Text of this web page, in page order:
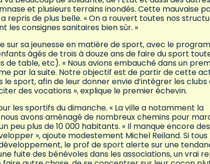
et plusieurs terrains inondés. Cette mauvaise
repris de plus belle. « On a rouvert toutes nos
les consignes sanitaires bien sûr. »
sur sa jeunesse en matière de sport, avec le
âgés de trois à douze ans de faire du sport
de table, etc). « Nous avions embauché dans un
par la suite. Notre objectif est de partir de cette
sport, afin de leur donner envie d’intégrer les clubs
des vocations », explique le premier échevin.
les sportifs du dimanche. « La ville a notamment la
avons aménagé de nombreux chemins pour
peu plus de 10 000 habitants. « Il manque encore des
», ajoute modestement Michel Reiland. Si tous
le prof de sport alerte sur une
fuite des bénévoles dans les associations, un vrai